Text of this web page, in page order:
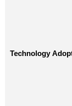
Technology